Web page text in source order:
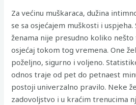
Za većinu muškaraca, dužina
se sa osjećajem muškosti i
ženama nije presudno koliko
osjećaj tokom tog vremena. One
poželjno, sigurno i voljeno.
odnos traje od pet do petnaest
postoji univerzalno pravilo. Neke
zadovoljstvo i u kraćim trenucima